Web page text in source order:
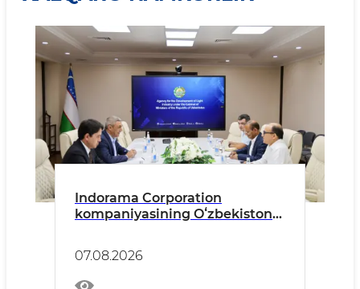
Indorama Corporation
kompaniyasining Oʻzbekiston
uchrashuv oʻtkazildi
07.08.2026